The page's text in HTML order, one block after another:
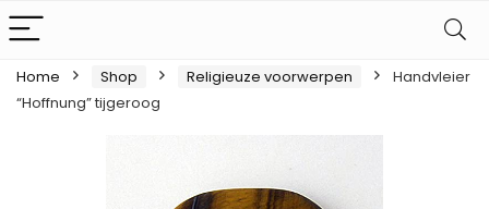
Home Shop Religieuze voorwerpen
Handvleier
“Hoffnung” tijgeroog